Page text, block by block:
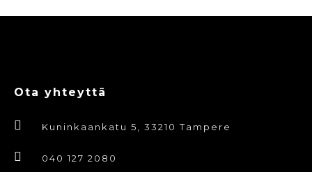
Ota yhteyttä
Kuninkaankatu 5, 33210 Tampere
040 127 2080